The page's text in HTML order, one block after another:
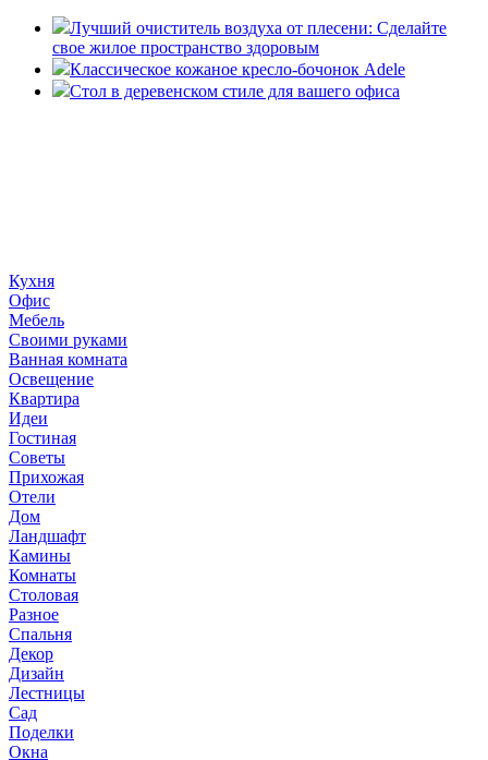
Лучший очиститель воздуха от плесени: Сделайте
свое жилое пространство здоровым
Классическое кожаное кресло-бочонок Adele
Стол в деревенском стиле для вашего офиса
Кухня
Офис
Мебель
Своими руками
Ванная комната
Освещение
Квартира
Идеи
Гостиная
Советы
Прихожая
Отели
Дом
Ландшафт
Камины
Комнаты
Столовая
Разное
Спальня
Декор
Дизайн
Лестницы
Сад
Поделки
Окна